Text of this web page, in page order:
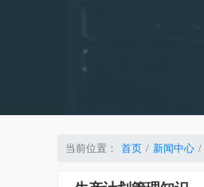
当前位置： 首页 新闻中心